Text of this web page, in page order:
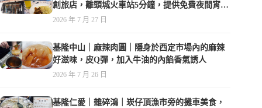
創旅店，離頭城火車站5分鐘，提供免費夜間宵
夜，親子遊戲空間
2026 年 7 月 27 日
基隆中山｜麻辣肉圓｜隱身於西定市場內的麻辣
好滋味，皮Q彈，加入牛油的內餡香氣誘人
2026 年 7 月 26 日
基隆仁愛｜雜碎鴻｜崁仔頂漁市旁的攤車美食，